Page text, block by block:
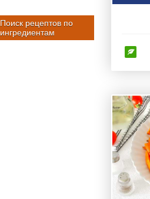
Поиск рецептов по
ингредиентам